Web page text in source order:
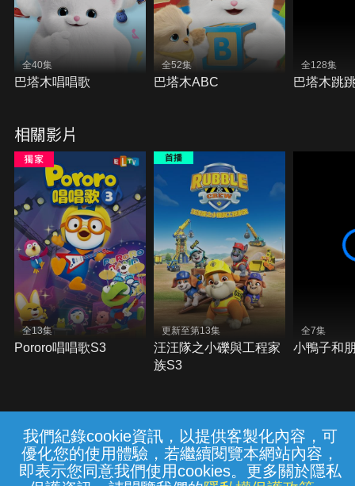
我們紀錄cookie資訊，以提供客製化內容，可
優化您的使用體驗，若繼續閱覽本網站內容，
即表示您同意我們使用cookies。更多關於隱私
全40集
巴塔木唱唱歌
全52集
巴塔木ABC
全128集
巴塔木跳
相關影片
全13集
Pororo唱唱歌S3
更新至第13集
汪汪隊之小礫與工程家
族S3
全7集
小鴨子和
常見問題 線上客服 服務條款 隱私權保護
{{notifyMsg}}